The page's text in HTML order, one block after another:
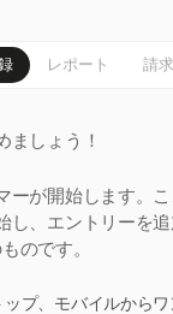
レポート 請
ましょう！
ーが開始します。
し、エントリーを追
のです。
プ、モバイルから